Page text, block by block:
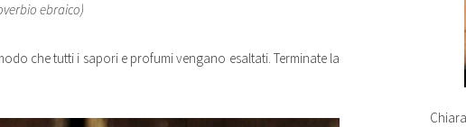
ebraico)
che tutti i sapori e profumi vengano esaltati. Terminate la